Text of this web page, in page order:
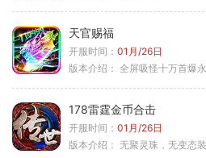
天官赐福
开服时间： 01月/26日
版本介绍： 全屏吸怪十万首爆
178雷霆金币合击
开服时间： 01月/26日
版本介绍： 无聚灵珠，无变态装备